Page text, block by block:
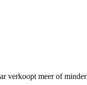
verkoopt meer of